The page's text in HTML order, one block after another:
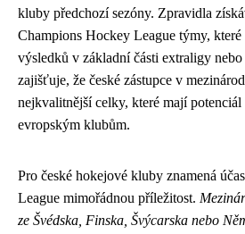
kluby předchozí sezóny. Zpravidla
Champions Hockey League týmy, které
výsledků v základní části extraligy
zajišťuje, že české zástupce v
nejkvalitnější celky, které mají
evropským klubům.
Pro české hokejové kluby znamená
League mimořádnou příležitost.
ze Švédska, Finska, Švýcarska nebo